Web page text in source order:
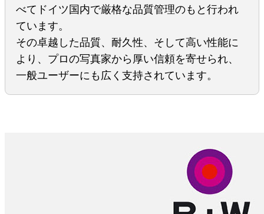
べてドイツ国内で厳格な品質管理のもと行われ
ています。
その卓越した品質、耐久性、そして高い性能に
より、プロの写真家から厚い信頼を寄せられ、
一般ユーザーにも広く支持されています。